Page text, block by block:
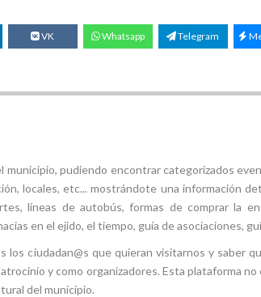
VK Whatsapp Telegram
municipio, pudiendo encontrar categorizados
locales, etc... mostrándote una información
líneas de autobús, formas de comprar la
en el ejido, el tiempo, guía de asociaciones,
ciudadan@s que quieran visitarnos y saber
y como organizadores. Esta plataforma
del municipio.